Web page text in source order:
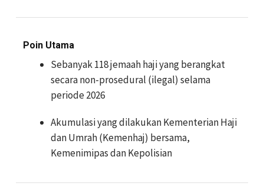
Poin Utama
Sebanyak 118 jemaah haji yang berangkat
secara non-prosedural (ilegal) selama
periode 2026
Akumulasi yang dilakukan Kementerian Haji
dan Umrah (Kemenhaj) bersama,
Kemenimipas dan Kepolisian